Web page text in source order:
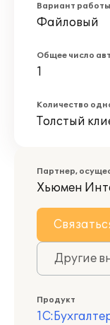
Вариант работы
Файловый
Общее число
1
Количество
Толстый
Партнер,
Хьюмен
Другие
Продукт